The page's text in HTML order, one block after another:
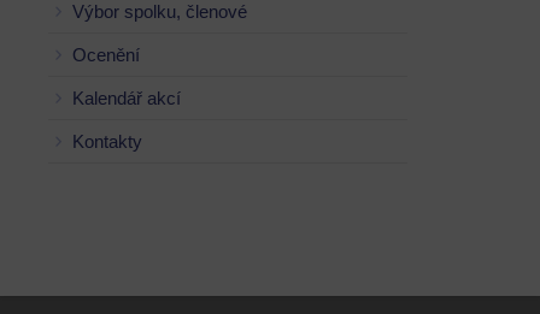
Výbor spolku, členové
Ocenění
Kalendář akcí
Kontakty